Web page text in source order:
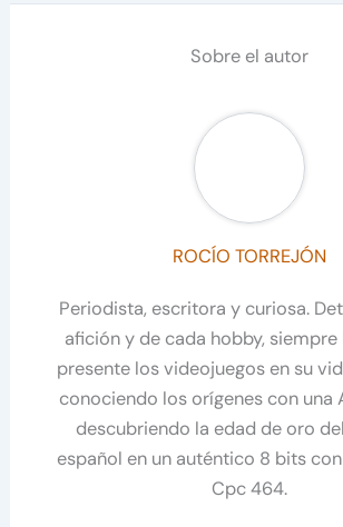
Sobre el autor
ROCÍO TORREJÓN
Periodista, escritora y curiosa.
afición y de cada hobby, siempre
presente los videojuegos en su
conociendo los orígenes con una
descubriendo la edad de oro
español en un auténtico 8 bits
Cpc 464.